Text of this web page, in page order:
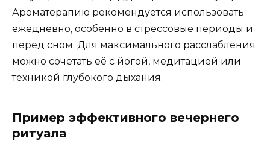
Ароматерапию рекомендуется использовать
ежедневно, особенно в стрессовые периоды и
перед сном. Для максимального расслабления
можно сочетать её с йогой, медитацией или
техникой глубокого дыхания.
Пример эффективного вечернего
ритуала